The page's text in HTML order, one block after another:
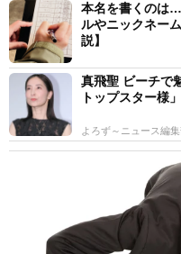
本名を書くのは
ルやニックネー
説】
真飛聖 ビーチで
トップスター様
よろず～ニュース編